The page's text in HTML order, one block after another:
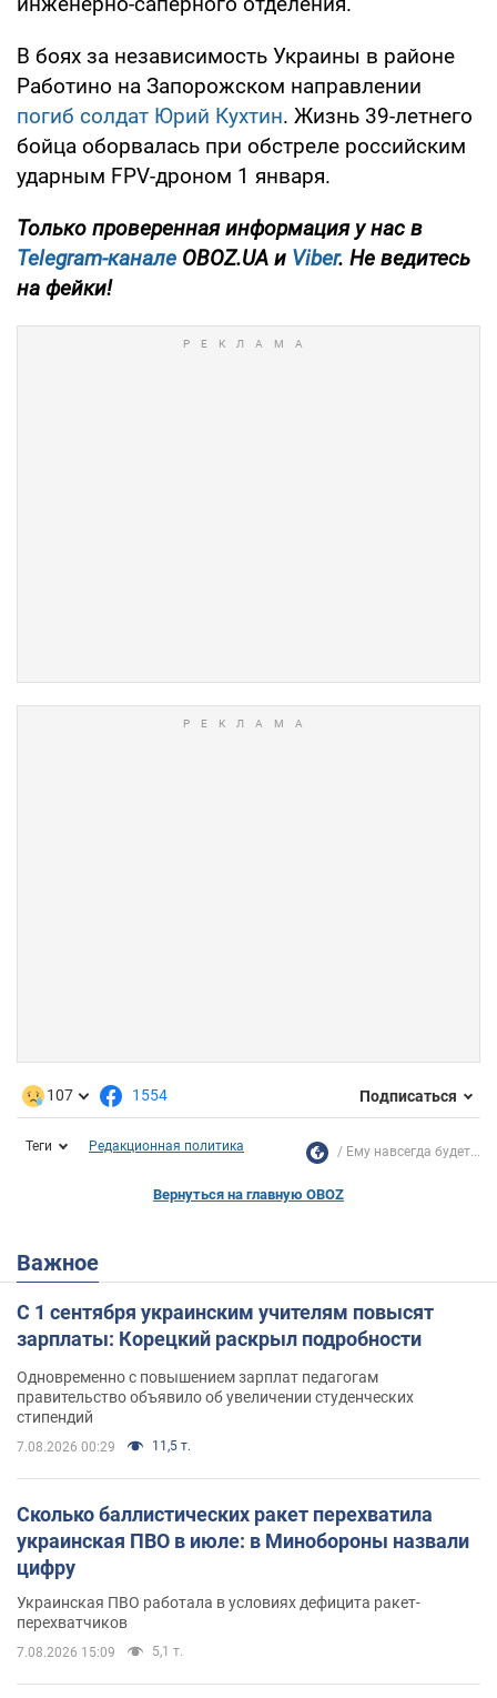
В боях за независимость Украины в районе
Работино на Запорожском направлении
погиб солдат Юрий Кухтин. Жизнь 39-летнего
бойца оборвалась при обстреле российским
ударным FPV-дроном 1 января.
Только проверенная информация у нас в
Telegram-канале OBOZ.UA и Viber. Не ведитесь
на фейки!
107 1554 Подписаться
Теги Редакционная политика Ему навсегда будет...
Вернуться на главную OBOZ
Важное
С 1 сентября украинским учителям повысят
зарплаты: Корецкий раскрыл подробности
Одновременно с повышением зарплат педагогам
правительство объявило об увеличении студенческих
стипендий
7.08.2026 00:29 11,5 т.
Сколько баллистических ракет перехватила
украинская ПВО в июле: в Минобороны назвали
цифру
Украинская ПВО работала в условиях дефицита ракет-
перехватчиков
7.08.2026 15:09 5,1 т.